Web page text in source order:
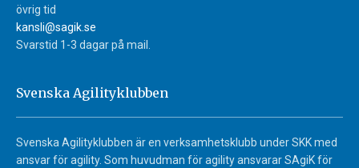
övrig tid
kansli@sagik.se
Svarstid 1-3 dagar på mail.
Svenska Agilityklubben
Svenska Agilityklubben är en verksamhetsklubb under SKK med
ansvar för agility. Som huvudman för agility ansvarar SAgiK för